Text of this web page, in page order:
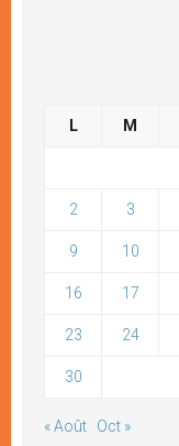
L M
2 3
9 10
16 17
23 24
30
« Août Oct »